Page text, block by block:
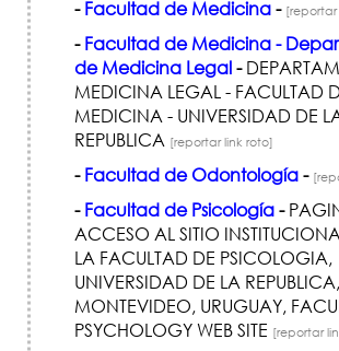
- Facultad de Medicina-
- Facultad de Medicina -
de Medicina Legal-
MEDICINA LEGAL - FACULTAD
MEDICINA - UNIVERSIDAD DE
REPUBLICA [reportar link roto]
- Facultad de Odontología-
- Facultad de Psicología-
ACCESO AL SITIO
LA FACULTAD DE PSICOLOGIA,
UNIVERSIDAD DE LA REPUBLICA,
MONTEVIDEO, URUGUAY,
PSYCHOLOGY WEB SITE [reportar